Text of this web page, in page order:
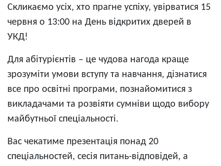
Скликаємо усіх, хто прагне успіху, увірватися 15
червня о 13:00 на День відкритих дверей в
УКД!
Для абітурієнтів – це чудова нагода краще
зрозуміти умови вступу та навчання, дізнатися
все про освітні програми, познайомитися з
викладачами та розвіяти сумніви щодо вибору
майбутньої спеціальності.
Вас чекатиме презентація понад 20
спеціальностей, сесія питань-відповідей, а